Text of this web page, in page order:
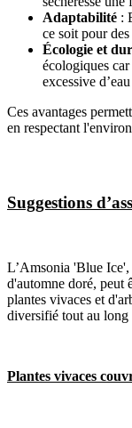
Adaptabilité :
ce soit pour des
Écologie et
écologiques
excessive
Ces avantages
en respectant
Suggestions
L’Amsonia 'Blue
d'automne doré, peut
plantes vivaces et
diversifié tout au long
Plantes vivaces